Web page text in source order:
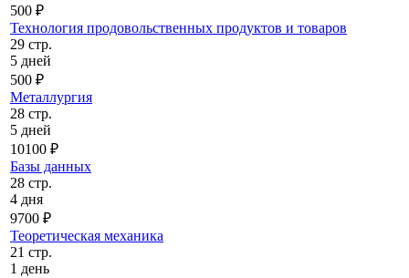
500 ₽
Технология продовольственных продуктов и товаров
29 стр.
5 дней
500 ₽
Металлургия
28 стр.
5 дней
10100 ₽
Базы данных
28 стр.
4 дня
9700 ₽
Теоретическая механика
21 стр.
1 день